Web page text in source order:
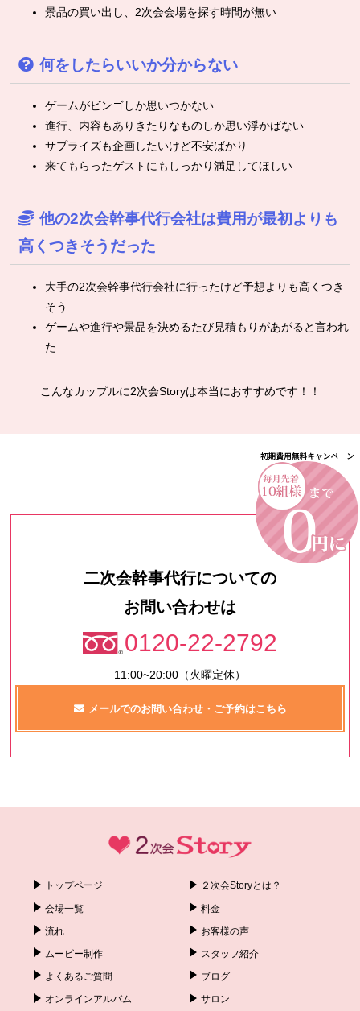
景品の買い出し、2次会会場を探す時間が無い
何をしたらいいか分からない
ゲームがビンゴしか思いつかない
進行、内容もありきたりなものしか思い浮かばない
サプライズも企画したいけど不安ばかり
来てもらったゲストにもしっかり満足してほしい
他の2次会幹事代行会社は費用が最初よりも
高くつきそうだった
大手の2次会幹事代行会社に行ったけど予想よりも高くつき
そう
ゲームや進行や景品を決めるたび見積もりがあがると言われ
た
こんなカップルに2次会Storyは本当におすすめです！！
二次会幹事代行についての
お問い合わせは
0120-22-2792
11:00~20:00（火曜定休）
メールでのお問い合わせ・ご予約はこちら
トップページ ２次会Storyとは？
会場一覧 料金
流れ お客様の声
ムービー制作 スタッフ紹介
よくあるご質問 ブログ
オンラインアルバム サロン